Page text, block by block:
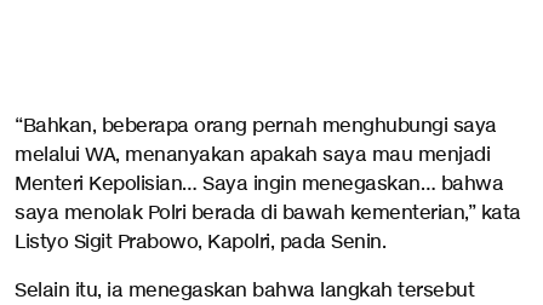
“Bahkan, beberapa orang pernah menghubungi saya
melalui WA, menanyakan apakah saya mau menjadi
Menteri Kepolisian… Saya ingin menegaskan… bahwa
saya menolak Polri berada di bawah kementerian,” kata
Listyo Sigit Prabowo, Kapolri, pada Senin.
Selain itu, ia menegaskan bahwa langkah tersebut